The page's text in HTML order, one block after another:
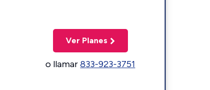
Ver Planes
o llamar833-923-3751